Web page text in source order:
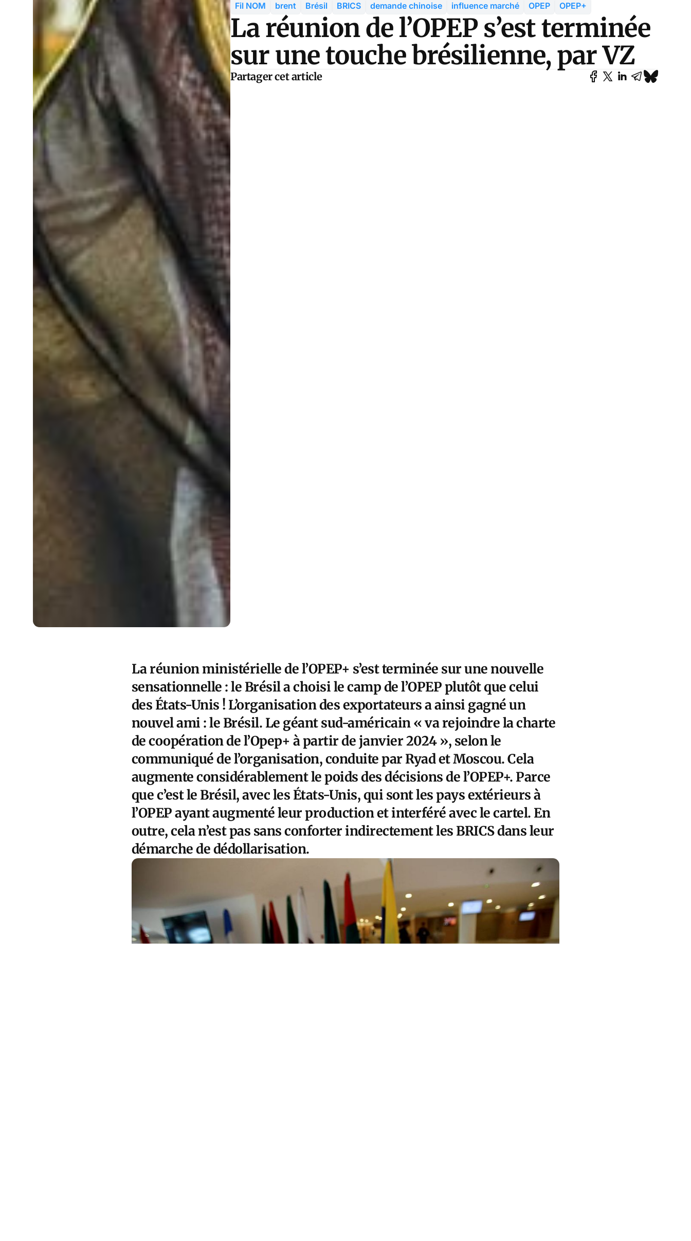
Fil NOM brent Brésil BRICS demande chinoise influence marché OPEP OPEP+
La réunion de l’OPEP s’est terminée
sur une touche brésilienne, par VZ
Partager cet article
La réunion ministérielle de l’OPEP+ s’est terminée sur une nouvelle
sensationnelle : le Brésil a choisi le camp de l’OPEP plutôt que celui
des États-Unis ! L’organisation des exportateurs a ainsi gagné un
nouvel ami : le Brésil. Le géant sud-américain « va rejoindre la charte
de coopération de l’Opep+ à partir de janvier 2024 », selon le
communiqué de l’organisation, conduite par Ryad et Moscou. Cela
augmente considérablement le poids des décisions de l’OPEP+. Parce
que c’est le Brésil, avec les États-Unis, qui sont les pays extérieurs à
l’OPEP ayant augmenté leur production et interféré avec le cartel. En
outre, cela n’est pas sans conforter indirectement les BRICS dans leur
démarche de dédollarisation.